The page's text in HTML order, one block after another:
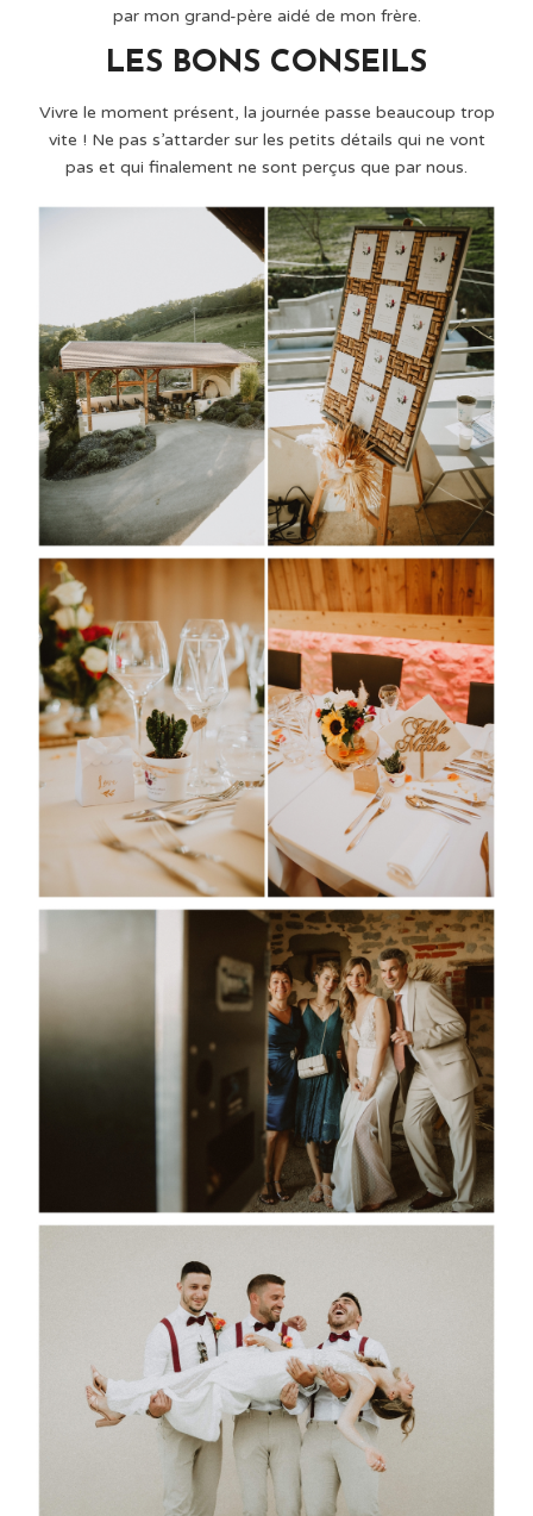
par mon grand-père aidé de mon frère.
LES BONS CONSEILS
Vivre le moment présent, la journée passe beaucoup trop
vite ! Ne pas s’attarder sur les petits détails qui ne vont
pas et qui finalement ne sont perçus que par nous.